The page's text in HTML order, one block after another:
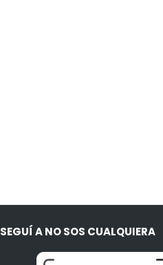
SEGUÍ A NO SOS CUALQUIERA